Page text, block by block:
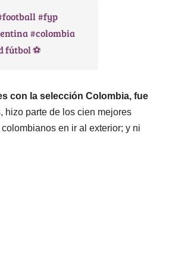
#fyp
#colombia
fútbol ⚽
con la selección Colombia, fue
, hizo parte de los cien mejores
en ir al exterior; y ni